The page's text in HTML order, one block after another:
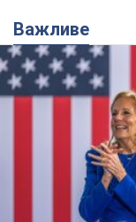
Дружина
перший
"агресивний"
Спершу лікарі не
6.08.2026 12:46